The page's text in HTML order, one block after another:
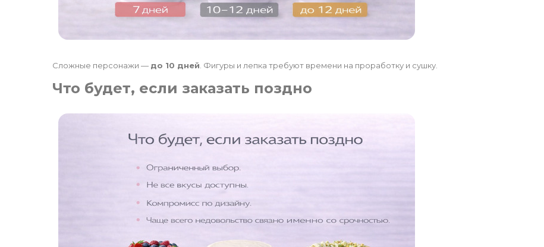
Сложные персонажи — до 10 дней . Фигуры и лепка требуют времени на проработку и сушку.
Что будет, если заказать поздно